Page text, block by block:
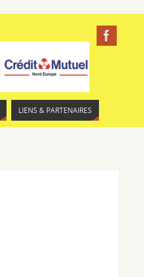
LIENS & PARTENAIRES